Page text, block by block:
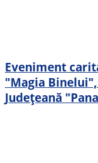
Eveniment
"Magia
Județeană